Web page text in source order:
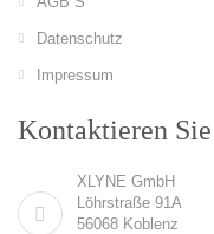
Datenschutz
Impressum
Kontaktieren
XLYNE GmbH
Löhrstraße 91A
56068 Koblenz